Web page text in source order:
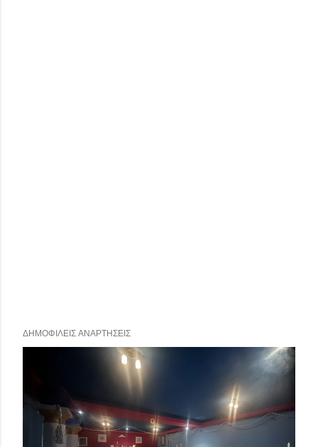
ΔΗΜΟΦΙΛΕΊΣ ΑΝΑΡΤΉΣΕΙΣ